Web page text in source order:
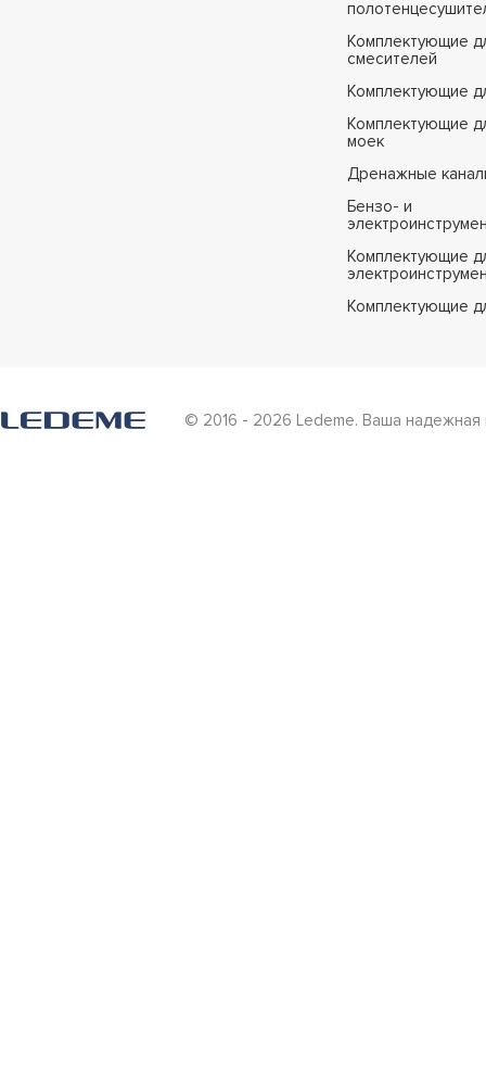
Комплектующие
смесителей
Комплектующие
Комплектующие
моек
Дренажные
Бензо- и
Комплектующие
Комплектующие
© 2016 - 2026 Ledeme. Ваша